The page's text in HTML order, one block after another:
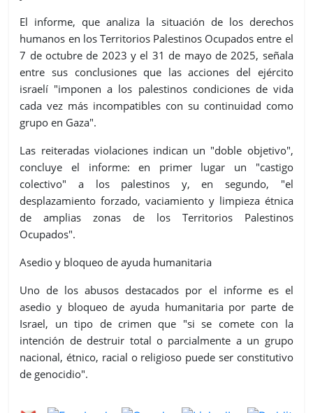
El informe, que analiza la situación de los derechos
humanos en los Territorios Palestinos Ocupados entre el
7 de octubre de 2023 y el 31 de mayo de 2025, señala
entre sus conclusiones que las acciones del ejército
israelí "imponen a los palestinos condiciones de vida
cada vez más incompatibles con su continuidad como
grupo en Gaza".
Las reiteradas violaciones indican un "doble objetivo",
concluye el informe: en primer lugar un "castigo
colectivo" a los palestinos y, en segundo, "el
desplazamiento forzado, vaciamiento y limpieza étnica
de amplias zonas de los Territorios Palestinos
Ocupados".
Asedio y bloqueo de ayuda humanitaria
Uno de los abusos destacados por el informe es el
asedio y bloqueo de ayuda humanitaria por parte de
Israel, un tipo de crimen que "si se comete con la
intención de destruir total o parcialmente a un grupo
nacional, étnico, racial o religioso puede ser constitutivo
de genocidio".